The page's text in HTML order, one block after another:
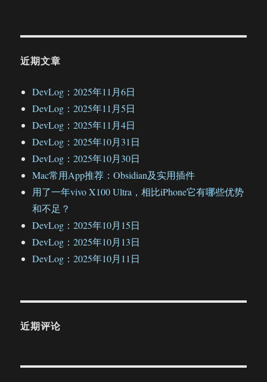
近期文章
DevLog：2025年11月6日
DevLog：2025年11月5日
DevLog：2025年11月4日
DevLog：2025年10月31日
DevLog：2025年10月30日
Mac常用App推荐：Obsidian及实用插件
用了一年vivo X100 Ultra，相比iPhone它有哪些优势
和不足？
DevLog：2025年10月15日
DevLog：2025年10月13日
DevLog：2025年10月11日
近期评论